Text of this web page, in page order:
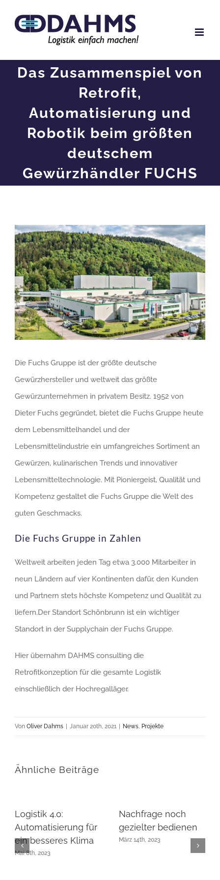
Inhalt
Das Zusammenspiel von
Retrofit,
Automatisierung und
Robotik beim größten
deutschem
Gewürzhändler FUCHS
Zeige
grösseres
Bild
Die Fuchs Gruppe ist der größte deutsche
Gewürzhersteller und weltweit das größte
Gewürzunternehmen in privatem Besitz. 1952 von
Dieter Fuchs gegründet, bietet die Fuchs Gruppe heute
dem Lebensmittelhandel und der
Lebensmittelindustrie ein umfangreiches Sortiment an
Gewürzen, kulinarischen Trends und innovativer
Lebensmitteltechnologie. Mit Pioniergeist, Qualität und
Kompetenz gestaltet die Fuchs Gruppe die Welt des
guten Geschmacks.
Die Fuchs Gruppe in Zahlen
Weltweit arbeiten jeden Tag etwa 3.000 Mitarbeiter in
neun Ländern auf vier Kontinenten dafür, den Kunden
und Partnern stets höchste Kompetenz und Qualität zu
liefern.Der Standort Schönbrunn ist ein wichtiger
Standort in der Supplychain der Fuchs Gruppe.
Hier übernahm DAHMS consulting die
Retrofitkonzeption für die gesamte Logistik
einschließlich der Hochregalläger.
Von Oliver Dahms Januar 20th, 2021 News, Projekte
Ähnliche Beiträge
Logistik 4.0:
Automatisierung für
ein besseres Klima
Mai 8th, 2023
Nachfrage noch
gezielter bedienen
März 14th, 2023